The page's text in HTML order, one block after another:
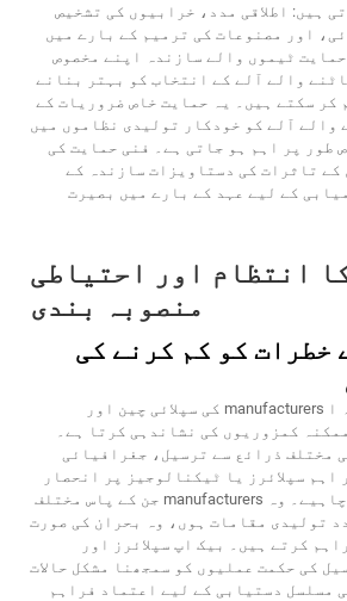
ہیں: اطلاقی مدد، خرابیوں کی تشخیص
اور مصنوعات کی ترمیم کے بارے میں
ٹیموں والے سازندہ اپنے مخصوص
والے آلے کے انتخاب کو بہتر بنانے
کر سکتے ہیں۔ یہ حمایت خاص ضروریات کے
والے آلے کو خودکار تولیدی نظاموں میں
طور پر اہم ہو جاتی ہے۔ فنی حمایت کی
کے تاثرات کی دستاویزات سازندہ کے
کے لیے عہد کے بارے میں بصیرت
انتظام اور احتیاطی
منصوبہ بندی
خطرات کو کم کرنے کی
جامع خطرات کا جائزہ ا manufacturers کی سپلائی چین اور
کمزوریوں کی نشاندہی کرتا ہے۔
مختلف ذرائع سے ترسیل، جغرافیائی
سپلائرز یا ٹیکنالوجیز پر انحصار
کا جائزہ شامل ہونا چاہیے۔ وہ manufacturers جن کے پاس مختلف
تولیدی مقامات ہوں، وہ بحران کی صورت
کرتے ہیں۔ بیک اپ سپلائرز اور
کی حکمت عملیوں کو سمجھنا مشکل حالات
مسلسل دستیابی کے لیے اعتماد فراہم